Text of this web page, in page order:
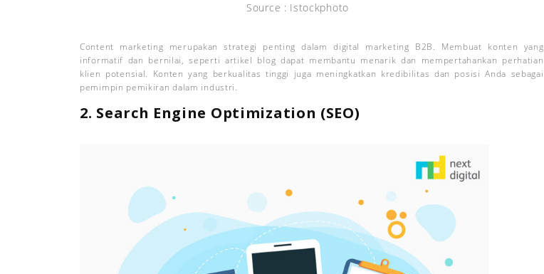
Source : Istockphoto
Content marketing merupakan strategi penting dalam digital marketing B2B. Membuat konten yang
informatif dan bernilai, seperti artikel blog dapat membantu menarik dan mempertahankan perhatian
klien potensial. Konten yang berkualitas tinggi juga meningkatkan kredibilitas dan posisi Anda sebagai
pemimpin pemikiran dalam industri.
2. Search Engine Optimization (SEO)